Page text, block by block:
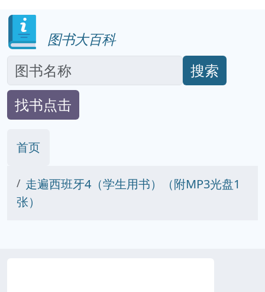
图书大百科
搜索
找书点击
首页
走遍西班牙4（学生用书）（附MP3光盘1
张）